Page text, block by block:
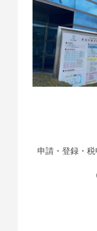
申請・登録・